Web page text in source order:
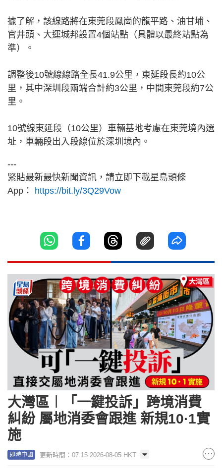
據了解，該線路將在東莞段鳳崗的龍平路、油甘埔、
官井頭、大運城邦設置4個站點（具體以最終站點為
準）。
調整後10號線線路全長41.9公里，東延段長約10公
里，其中深圳段兩端合計約3公里，中間東莞段約7公
里。
10號線東延段（10公里）車輛基地考慮在東莞境內選
址，車輛段出入段線位於深圳境內。
---
緊貼最新最快新聞資訊，請立即下載星島頭條
App： https://bit.ly/3Q29Vow
大灣區︱「一鍵投訴」跨境消費
糾紛 屬地消委會跟進 新規10·1實
施
即時中國 更新時間：07:15 2026-08-05 HKT